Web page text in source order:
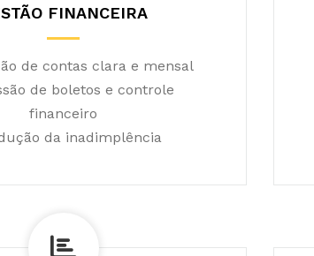
FINANCEIRA
de contas clara e mensal
de boletos e controle
financeiro
da inadimplência